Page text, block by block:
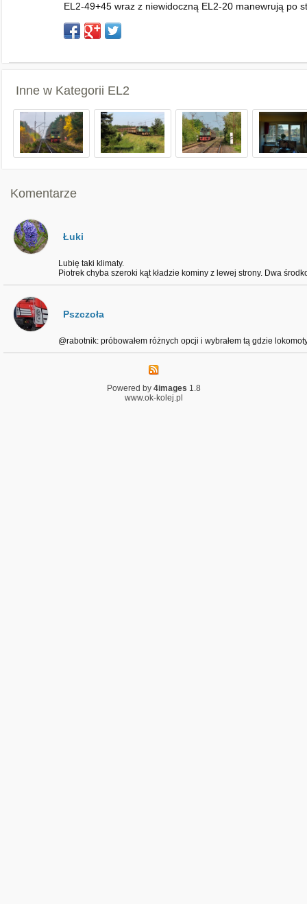
EL2-49+45 wraz z niewidoczną EL2-20 manewrują po
Inne w Kategorii EL2
Komentarze
Łuki
Lubię taki klimaty.
Piotrek chyba szeroki kąt kładzie kominy z lewej strony. Dwa
Pszczoła
@rabotnik: próbowałem różnych opcji i wybrałem tą gdzie
Powered by 4images 1.8
www.ok-kolej.pl